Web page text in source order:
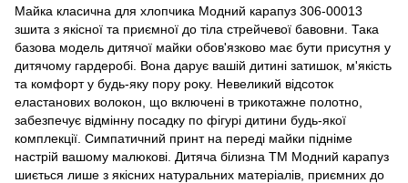
Майка класична для хлопчика Модний карапуз 306-00013
зшита з якісної та приємної до тіла стрейчевої бавовни. Така
базова модель дитячої майки обов'язково має бути присутня у
дитячому гардеробі. Вона дарує вашій дитині затишок, м'якість
та комфорт у будь-яку пору року. Невеликий відсоток
еластанових волокон, що включені в трикотажне полотно,
забезпечує відмінну посадку по фігурі дитини будь-якої
комплекції. Симпатичний принт на переді майки підніме
настрій вашому малюкові. Дитяча білизна ТМ Модний карапуз
шиється лише з якісних натуральних матеріалів, приємних до